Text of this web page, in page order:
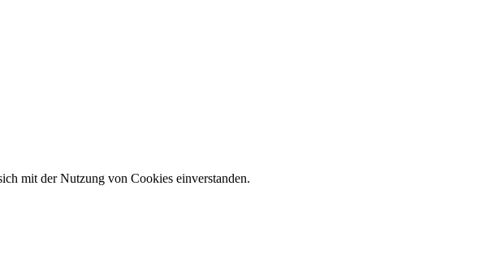
mit der Nutzung von Cookies einverstanden.